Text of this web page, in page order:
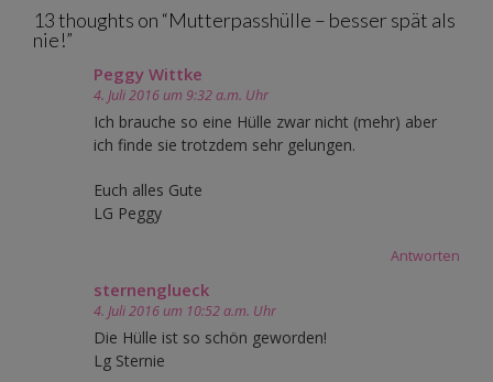
13 thoughts on “Mutterpasshülle – besser spät als
nie!”
Peggy Wittke
4. Juli 2016 um 9:32 a.m. Uhr
Ich brauche so eine Hülle zwar nicht (mehr) aber
ich finde sie trotzdem sehr gelungen.
Euch alles Gute
LG Peggy
Antworten
sternenglueck
4. Juli 2016 um 10:52 a.m. Uhr
Die Hülle ist so schön geworden!
Lg Sternie